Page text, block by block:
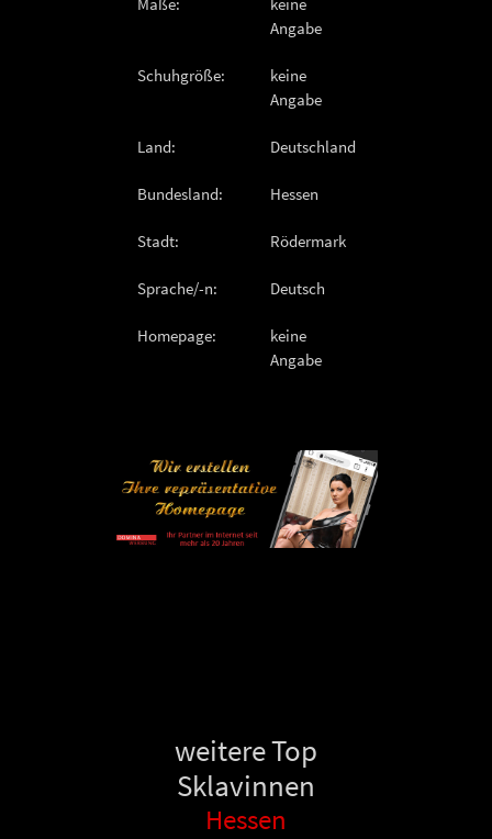
Angabe
Schuhgröße:
keine
Angabe
Land: Deutschland
Bundesland: Hessen
Stadt: Rödermark
Sprache/-n: Deutsch
Homepage:
keine
Angabe
weitere Top
Sklavinnen
Hessen